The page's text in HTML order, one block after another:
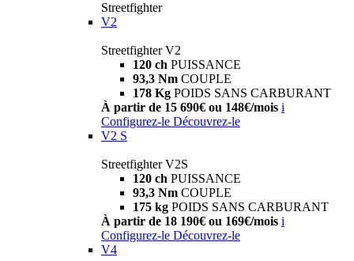
Streetfighter
V2
Streetfighter V2
120 ch PUISSANCE
93,3 Nm COUPLE
178 Kg POIDS SANS CARBURANT
À partir de 15 690€ ou 148€/mois i
Configurez-le Découvrez-le
V2 S
Streetfighter V2S
120 ch PUISSANCE
93,3 Nm COUPLE
175 kg POIDS SANS CARBURANT
À partir de 18 190€ ou 169€/mois i
Configurez-le Découvrez-le
V4